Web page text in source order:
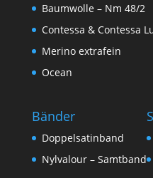
Baumwolle – Nm 48/2
Contessa & Contessa
Merino extrafein
Ocean
Bänder
Doppelsatinband
Nylvalour – Samtband